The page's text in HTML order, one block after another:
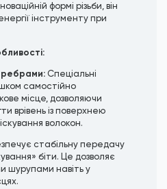
формі різьби, він
інструменту при
ребрами: Спеціальні
самостійно
місце, дозволяючи
врівень із поверхнею
волокон.
стабільну передачу
біти. Це дозволяє
шурупами навіть у